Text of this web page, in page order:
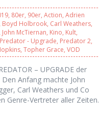
, 80er, 90er, Action, Adrien
Boyd Holbrook, Carl Weathers,
John McTiernan, Kino, Kult,
Predator - Upgrade, Predator 2,
, Topher Grace, VOD
– UPGRADE der
Anfang machte John
Carl Weathers und Co
Genre-Vertreter aller Zeiten.